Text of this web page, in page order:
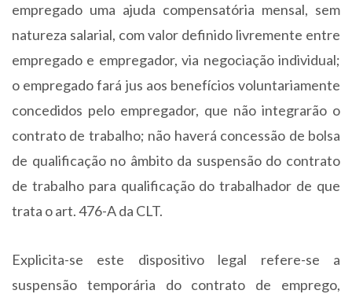
empregado uma ajuda compensatória mensal, sem
natureza salarial, com valor definido livremente entre
empregado e empregador, via negociação individual;
o empregado fará jus aos benefícios voluntariamente
concedidos pelo empregador, que não integrarão o
contrato de trabalho; não haverá concessão de bolsa
de qualificação no âmbito da suspensão do contrato
de trabalho para qualificação do trabalhador de que
trata o art. 476-A da CLT.
Explicita-se este dispositivo legal refere-se a
suspensão temporária do contrato de emprego,